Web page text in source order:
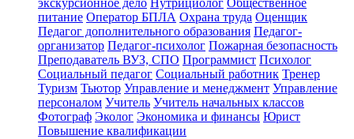
экскурсионное дело Нутрициолог Общественное
питание Оператор БПЛА Охрана труда Оценщик
Педагог дополнительного образования Педагог-
организатор Педагог-психолог Пожарная безопасность
Преподаватель ВУЗ, СПО Программист Психолог
Социальный педагог Социальный работник Тренер
Туризм Тьютор Управление и менеджмент Управление
персоналом Учитель Учитель начальных классов
Фотограф Эколог Экономика и финансы Юрист
Повышение квалификации